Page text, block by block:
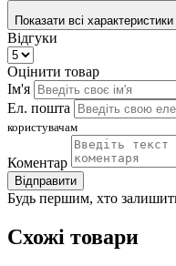
Показати всі характеристики
Відгуки
Оцінити товар
Ім'я
Ел. пошта
користувачам
Коментар
Відправити
Будь першим, хто
Схожі товари